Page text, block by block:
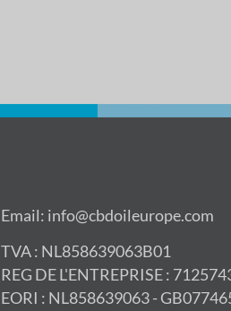
Email: info@cbdoileurope.com
TVA : NL858639063B01
REG DE L'ENTREPRISE :
EORI : NL858639063 -